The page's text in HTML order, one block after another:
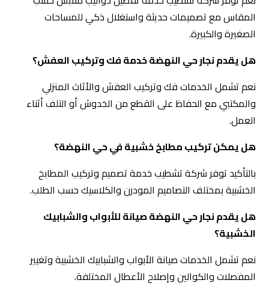
المقاس مع تصميمات حديثة واستغلال ذكي للمساحات
الصغيرة والكبيرة.
هل يقدم نجار حي النهضة خدمة فك وتركيب العفش؟
نعم تشمل الخدمات فك وتركيب العفش والأثاث المنزلي
والمكتبي مع الحفاظ على القطع من الخدوش أو التلف أثناء
العمل.
هل يمكن تركيب مطابخ خشبية في حي النهضة؟
بالتأكيد توفر شركة تشطيب خدمة تصميم وتركيب المطابخ
الخشبية بمختلف التصاميم المودرن والكلاسيك حسب الطلب.
هل يقدم نجار حي النهضة صيانة للأبواب والشبابيك
الخشبية؟
نعم تشمل الخدمات صيانة الأبواب والشبابيك الخشبية وتغيير
المفصلات والكوالين وإصلاح الأعطال المختلفة.